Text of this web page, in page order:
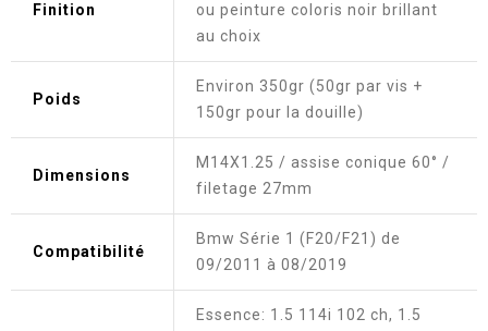
Finition
ou peinture coloris noir brillant
au choix
Poids
Environ 350gr (50gr par vis +
150gr pour la douille)
Dimensions
M14X1.25 / assise conique 60° /
filetage 27mm
Compatibilité
Bmw Série 1 (F20/F21) de
09/2011 à 08/2019
Essence: 1.5 114i 102 ch, 1.5